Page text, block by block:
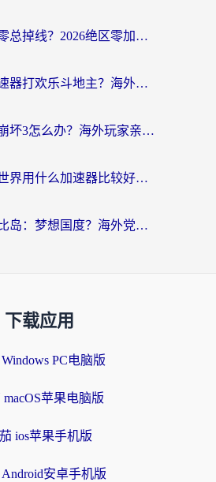
海外党玩绝区零总掉线？2026绝区零加速器推荐+跨平台国服游戏加速攻略
美国用什么加速器打欢乐斗地主？海外党亲测有效的国服游戏加速指南
在瑞典打不开崩坏3怎么办？海外玩家亲测有效的国服游戏加速指南
在欧洲玩战舰世界用什么加速器比较好用？老玩家亲测有效的低延迟方案
英国怎么玩奥比岛：梦想国度？海外党不卡攻略+加速器选择秘籍
下载应用
PC电脑版
macOS苹果电脑版
ios苹果手机版
安卓手机版